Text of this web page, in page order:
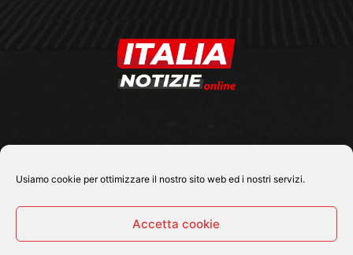
Usiamo cookie per ottimizzare il nostro sito web ed i nostri servizi.
Accetta cookie
SEGUICI SU